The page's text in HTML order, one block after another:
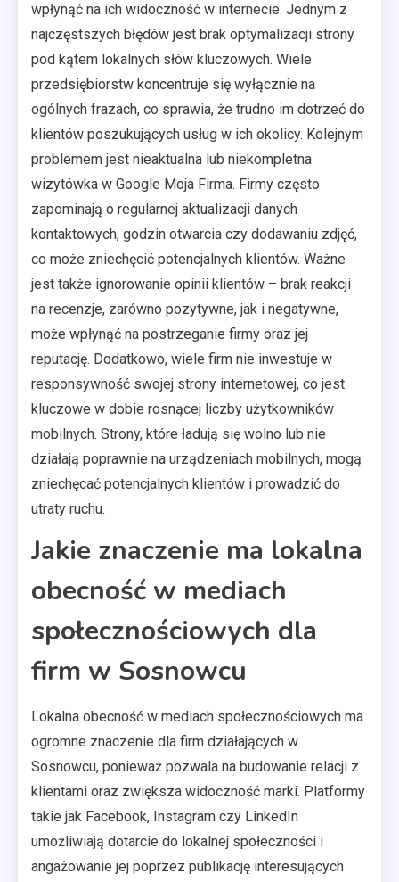
wpłynąć na ich widoczność w internecie. Jednym z
najczęstszych błędów jest brak optymalizacji strony
pod kątem lokalnych słów kluczowych. Wiele
przedsiębiorstw koncentruje się wyłącznie na
ogólnych frazach, co sprawia, że trudno im dotrzeć do
klientów poszukujących usług w ich okolicy. Kolejnym
problemem jest nieaktualna lub niekompletna
wizytówka w Google Moja Firma. Firmy często
zapominają o regularnej aktualizacji danych
kontaktowych, godzin otwarcia czy dodawaniu zdjęć,
co może zniechęcić potencjalnych klientów. Ważne
jest także ignorowanie opinii klientów – brak reakcji
na recenzje, zarówno pozytywne, jak i negatywne,
może wpłynąć na postrzeganie firmy oraz jej
reputację. Dodatkowo, wiele firm nie inwestuje w
responsywność swojej strony internetowej, co jest
kluczowe w dobie rosnącej liczby użytkowników
mobilnych. Strony, które ładują się wolno lub nie
działają poprawnie na urządzeniach mobilnych, mogą
zniechęcać potencjalnych klientów i prowadzić do
utraty ruchu.
Jakie znaczenie ma lokalna
obecność w mediach
społecznościowych dla
firm w Sosnowcu
Lokalna obecność w mediach społecznościowych ma
ogromne znaczenie dla firm działających w
Sosnowcu, ponieważ pozwala na budowanie relacji z
klientami oraz zwiększa widoczność marki. Platformy
takie jak Facebook, Instagram czy LinkedIn
umożliwiają dotarcie do lokalnej społeczności i
angażowanie jej poprzez publikację interesujących